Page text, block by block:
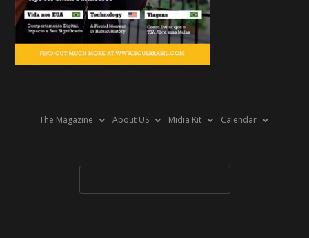
The Magazine About US Midia Kit Calendar